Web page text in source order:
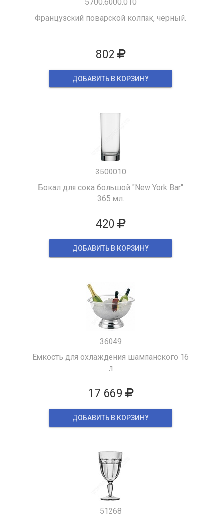
5700.6000.010
Французский поварской колпак, черный.
802
ДОБАВИТЬ В КОРЗИНУ
3500010
Бокал для сока большой "New York Bar"
365 мл.
420
ДОБАВИТЬ В КОРЗИНУ
36049
Емкость для охлаждения шампанского 16
л
17 669
ДОБАВИТЬ В КОРЗИНУ
51268